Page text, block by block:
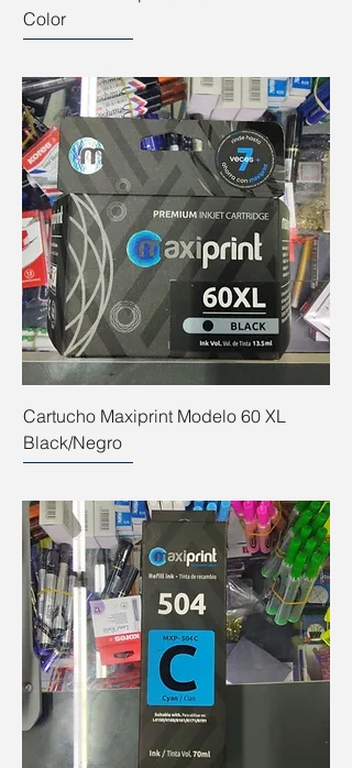
Color
Cartucho Maxiprint Modelo 60 XL
Black/Negro